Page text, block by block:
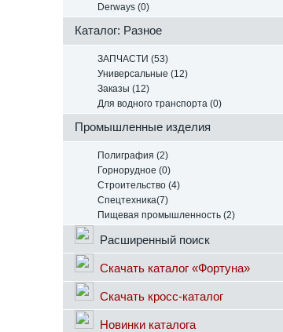
Derways (0)
Каталог: Разное
ЗАПЧАСТИ (53)
Универсальные (12)
Заказы (12)
Для водного транспорта (0)
Промышленные изделия
Полиграфия (2)
Горнорудное (0)
Строительство (4)
Спецтехника(7)
Пищевая промышленность (2)
Расширенный поиск
Скачать каталог «Фортуна»
Скачать кросс-каталог
Новинки каталога